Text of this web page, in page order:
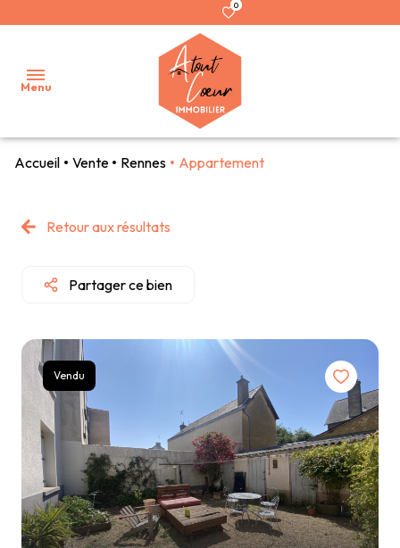
0
Menu
NOS
BIENS
ESTIMER
AGENCE
NOTRE
ÉQUIPE
NOS
SERVICES
CONTACT
Accueil Vente Rennes Appartement
Retour aux résultats
Partager ce bien
Vendu